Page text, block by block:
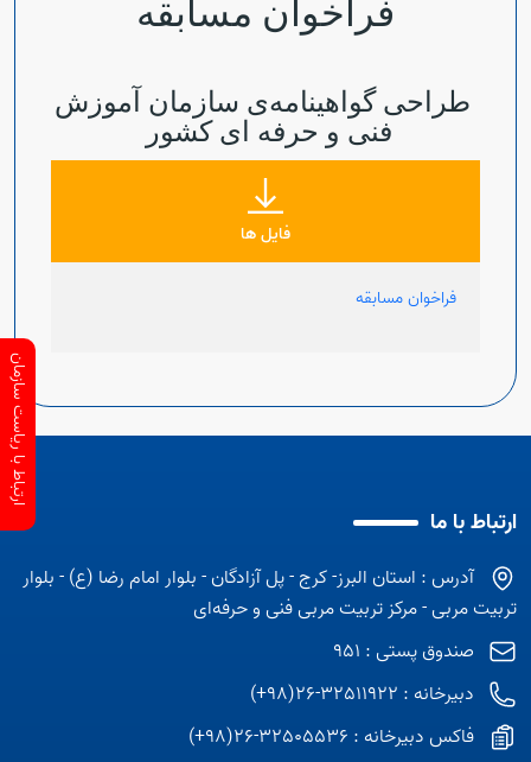
فراخوان مسابقه
طراحی گواهینامه‌ی سازمان آموزش
فنی و حرفه ای کشور
فایل ها
فراخوان مسابقه
ارتباط با ما
آدرس : استان البرز- کرج - پل آزادگان - بلوار امام رضا (ع) - بلوار
تربیت مربی - مرکز تربیت مربی فنی و حرفه‌ای
صندوق پستی : 951
دبیرخانه : 32511922-26(98+)
فاکس دبیرخانه : 32505536-26(98+)
ارتباط با ریاست سازمان